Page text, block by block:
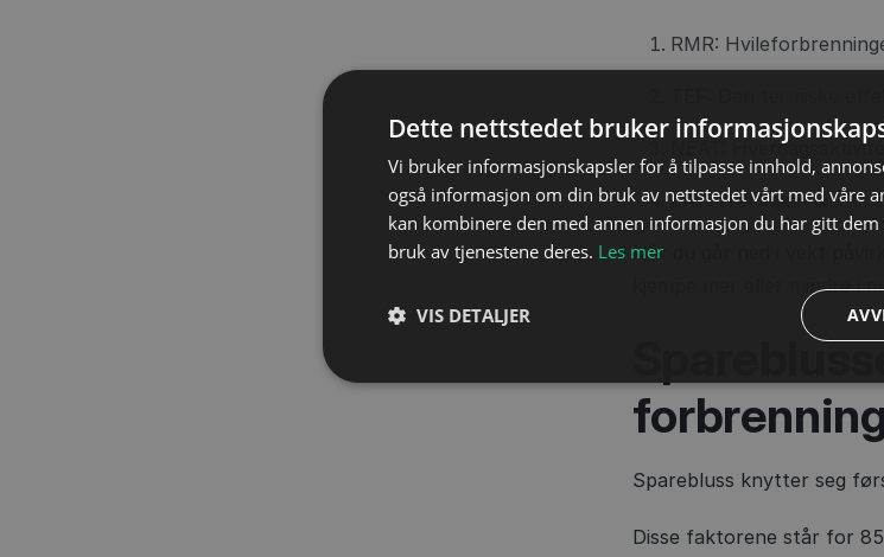
RMR:
TEF: Den termiske
NEAT:
EAT: Treningen din.
Når du går ned i vekt
kjempe mer eller mindre i
Sparebluss knytter seg
Disse faktorene står for
Dette nettstedet bruker
Vi bruker informasjonskapsler for å tilpasse innhold,
også informasjon om din bruk av nettstedet vårt med våre
kan kombinere den med annen informasjon du har gitt
bruk av tjenestene deres. Les mer
VIS DETALJER